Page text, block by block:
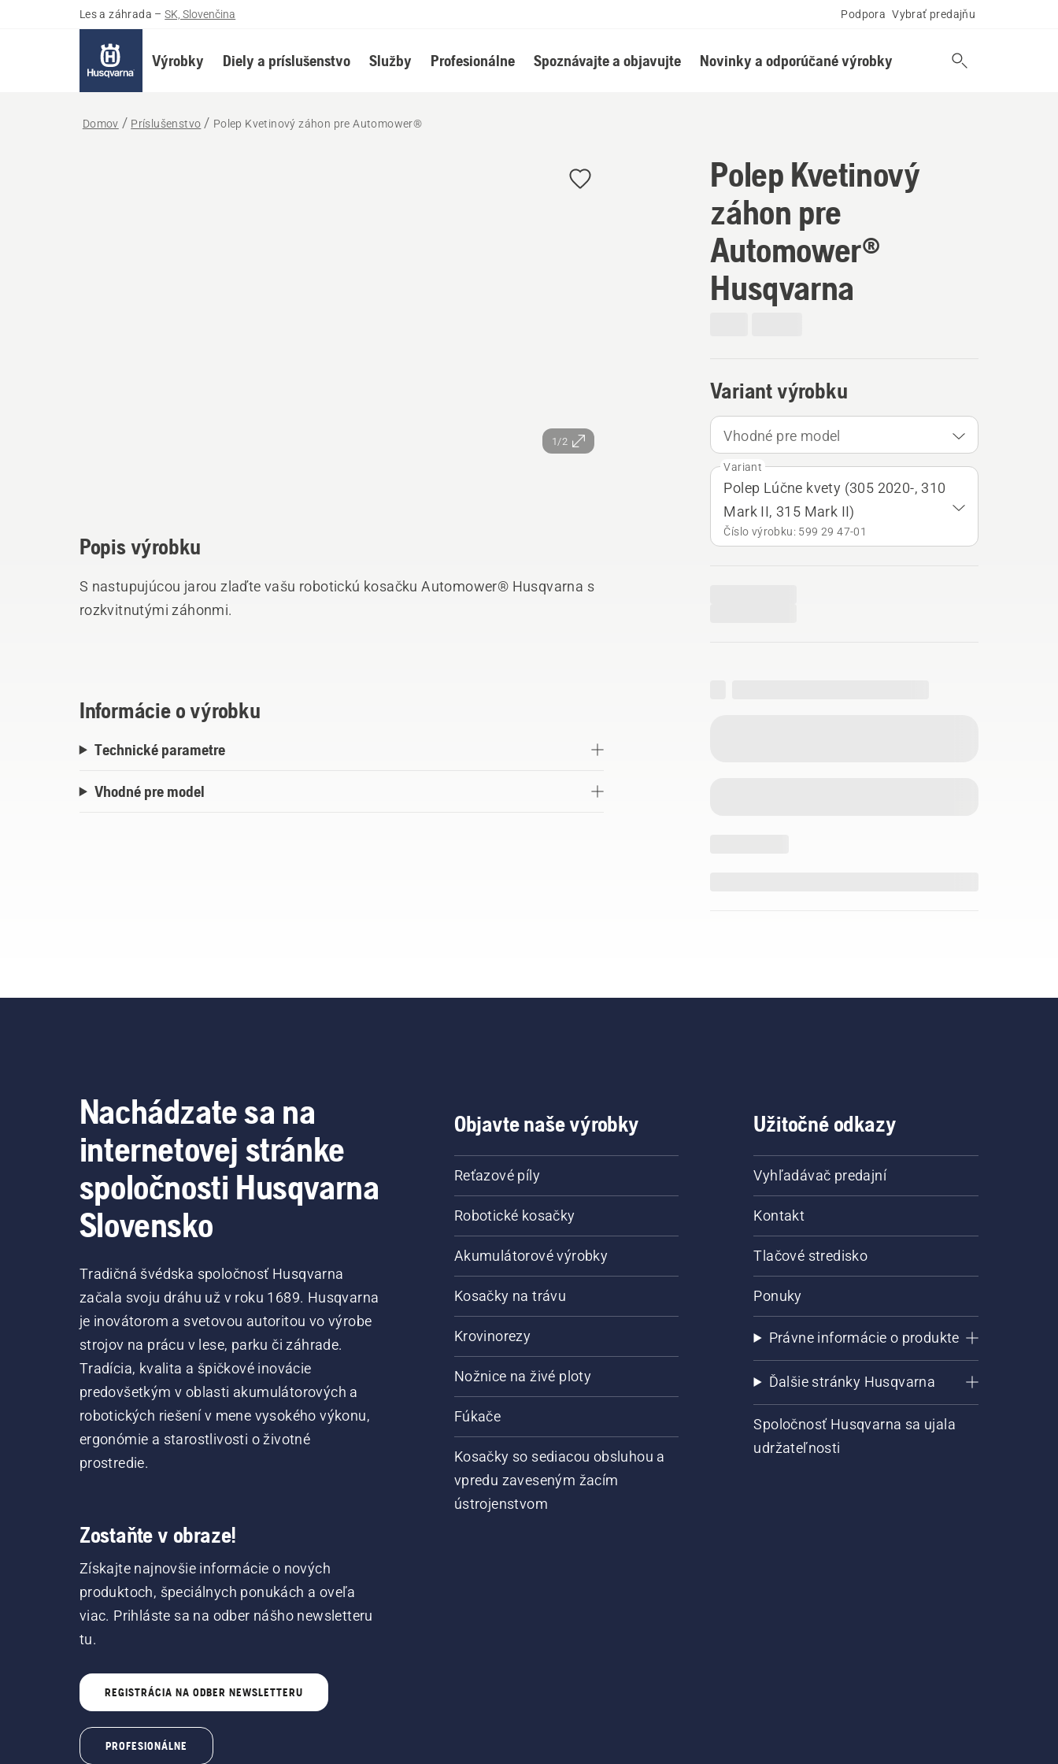
Les a záhrada – SK, Slovenčina Podpora Vybrať predajňu
Výrobky Diely a príslušenstvo Služby Profesionálne Spoznávajte a objavujte Novinky a odporúčané výrobky
Domov Príslušenstvo Polep Kvetinový záhon pre Automower®
1/2
Polep Kvetinový
záhon pre
Automower®
Husqvarna
Variant výrobku
Vhodné pre model
Variant
Polep Lúčne kvety (305 2020-, 310
Mark II, 315 Mark II)
Číslo výrobku: 599 29 47‑01
Popis výrobku
S nastupujúcou jarou zlaďte vašu robotickú kosačku Automower® Husqvarna s
rozkvitnutými záhonmi.
Informácie o výrobku
Technické parametre
Vhodné pre model
Nachádzate sa na
internetovej stránke
spoločnosti Husqvarna
Slovensko
Tradičná švédska spoločnosť Husqvarna
začala svoju dráhu už v roku 1689. Husqvarna
je inovátorom a svetovou autoritou vo výrobe
strojov na prácu v lese, parku či záhrade.
Tradícia, kvalita a špičkové inovácie
predovšetkým v oblasti akumulátorových a
robotických riešení v mene vysokého výkonu,
ergonómie a starostlivosti o životné
prostredie.
Zostaňte v obraze!
Získajte najnovšie informácie o nových
produktoch, špeciálnych ponukách a oveľa
viac. Prihláste sa na odber nášho newsletteru
tu.
REGISTRÁCIA NA ODBER NEWSLETTERU
PROFESIONÁLNE
Objavte naše výrobky
Reťazové píly
Robotické kosačky
Akumulátorové výrobky
Kosačky na trávu
Krovinorezy
Nožnice na živé ploty
Fúkače
Kosačky so sediacou obsluhou a
vpredu zaveseným žacím
ústrojenstvom
Užitočné odkazy
Vyhľadávač predajní
Kontakt
Tlačové stredisko
Ponuky
Právne informácie o produkte
Ďalšie stránky Husqvarna
Spoločnosť Husqvarna sa ujala
udržateľnosti